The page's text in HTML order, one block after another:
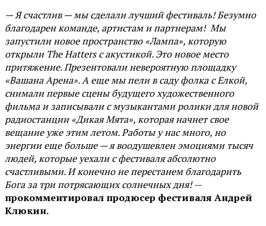
— Я счастлив — мы сделали лучший фестиваль! Безумно
благодарен команде, артистам и партнерам! Мы
запустили новое пространство «Лампа», которую
открыли The Hatters с акустикой. Это новое место
притяжение. Презентовали невероятную площадку
«Вашана Арена». А еще мы пели в саду фолка с Елкой,
снимали первые сцены будущего художественного
фильма и записывали с музыкантами ролики для новой
радиостанции «Дикая Мята», которая начнет свое
вещание уже этим летом. Работы у нас много, но
энергии еще больше — я воодушевлен эмоциями тысяч
людей, которые уехали с фестиваля абсолютно
счастливыми. И конечно не перестанем благодарить
Бога за три потрясающих солнечных дня!—
прокомментировал продюсер фестиваля Андрей
Клюкин.